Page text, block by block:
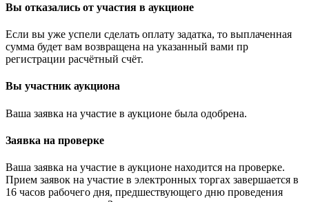
Вы отказались от участия в аукционе
Если вы уже успели сделать оплату задатка, то выплаченная
сумма будет вам возвращена на указанный вами пр
регистрации расчётный счёт.
Вы участник аукциона
Ваша заявка на участие в аукционе была одобрена.
Заявка на проверке
Ваша заявка на участие в аукционе находится на проверке.
Прием заявок на участие в электронных торгах завершается в
16 часов рабочего дня, предшествующего дню проведения